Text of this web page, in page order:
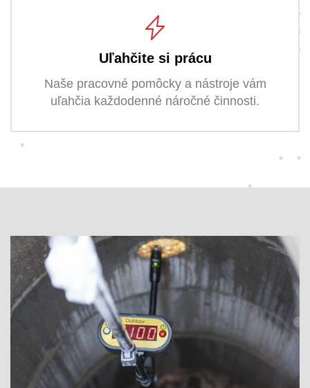
Uľahčite si prácu
Naše pracovné pomôcky a nástroje vám
uľahčia každodenné náročné činnosti.